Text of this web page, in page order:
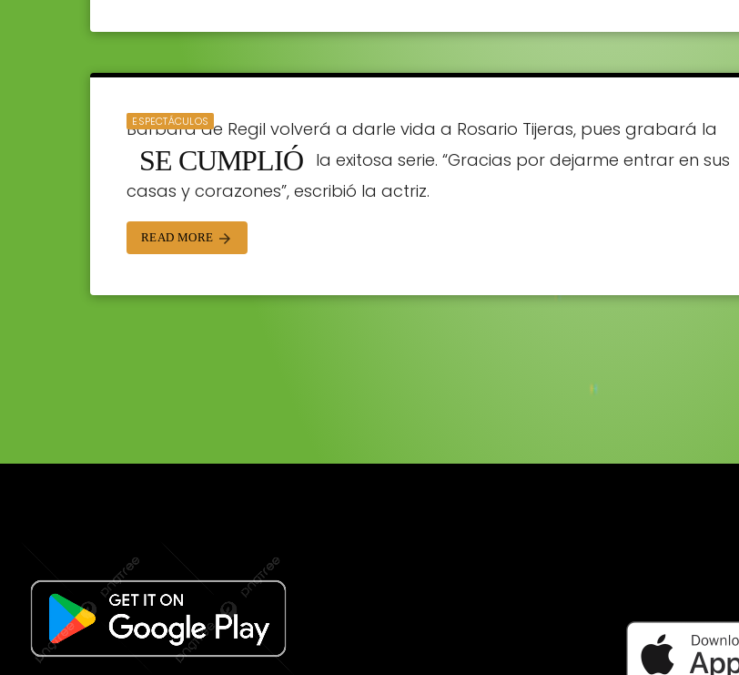
ESPECTÁCULOS
SE CUMPLIÓ
Bárbara de Regil volverá a darle vida a Rosario Tijeras, pues grabará la
temporada cuarta de la exitosa serie. “Gracias por dejarme entrar en sus
casas y corazones”, escribió la actriz.
READ MORE arrow_forward